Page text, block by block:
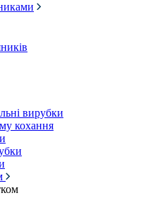
вирубки
кохання